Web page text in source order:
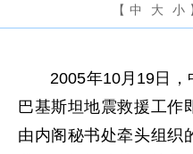
【 中 大 小
2005年10月19日，
巴基斯坦地震救援工作
由内阁秘书处牵头组织